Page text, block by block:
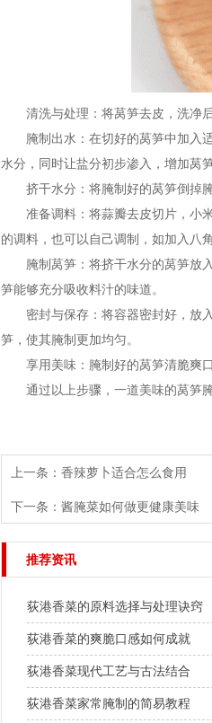
清洗与处理：将莴笋去皮，洗净后
腌制出水：在切好的莴笋中加入适
水分，同时让盐分初步渗入，增加莴
挤干水分：将腌制好的莴笋倒掉腌
准备调料：将蒜瓣去皮切片，小米
的调料，也可以自己调制，如加入八
腌制莴笋：将挤干水分的莴笋放入
笋能够充分吸收料汁的味道。
密封与保存：将容器密封好，放入
笋，使其腌制更加均匀。
享用美味：腌制好的莴笋清脆爽口
通过以上步骤，一道美味的莴笋腌
上一条： 香辣萝卜适合怎么食用
下一条： 酱腌菜如何做更健康美味
推荐资讯
荻港香菜的原料选择与处理诀窍
荻港香菜的爽脆口感如何成就
荻港香菜现代工艺与古法结合
荻港香菜家常腌制的简易教程